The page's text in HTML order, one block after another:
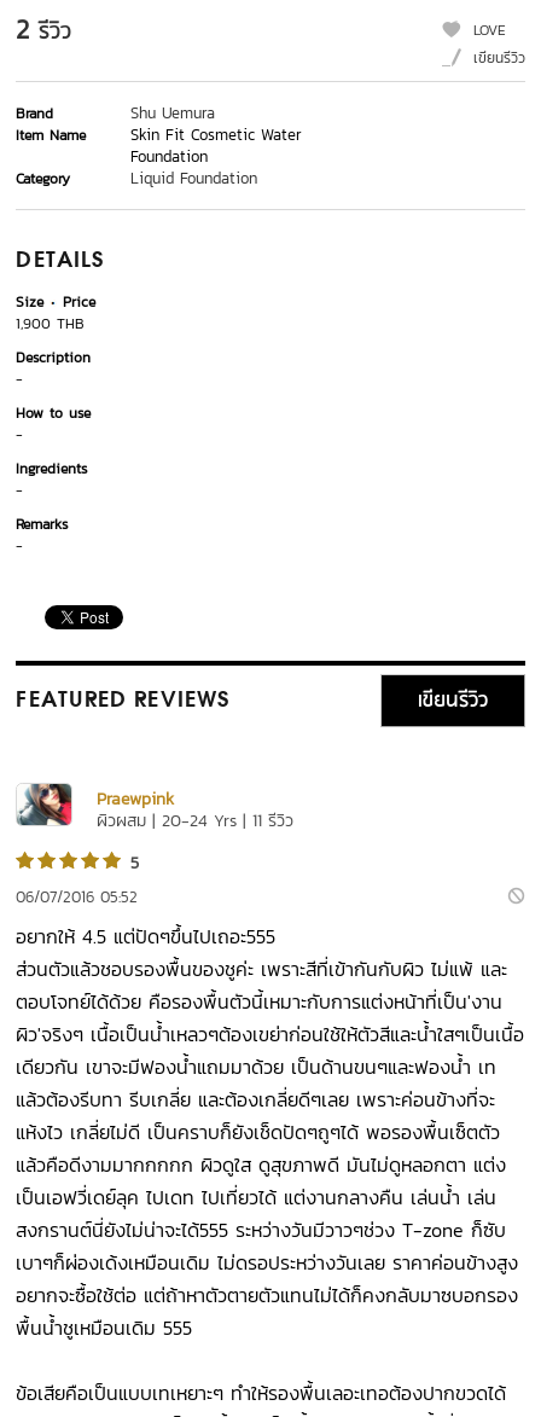
2 รีวิว
LOVE
เขียนรีวิว
Brand Shu Uemura
Item Name
Skin Fit Cosmetic Water
Foundation
Category Liquid Foundation
DETAILS
Size
Price
1,900 THB
Description
-
How to use
-
Ingredients
-
Remarks
-
FEATURED REVIEWS เขียนรีวิว
Praewpink
ผิวผสม | 20-24 Yrs | 11 รีวิว
5
06/07/2016 05:52
อยากให้ 4.5 แต่ปัดๆขึ้นไปเถอะ555
ส่วนตัวแล้วชอบรองพื้นของชูค่ะ เพราะสีที่เข้ากันกับผิว ไม่แพ้ และ
ตอบโจทย์ได้ด้วย คือรองพื้นตัวนี้เหมาะกับการแต่งหน้าที่เป็น'งาน
ผิว'จริงๆ เนื้อเป็นน้ำเหลวๆต้องเขย่าก่อนใช้ให้ตัวสีและน้ำใสๆเป็นเนื้อ
เดียวกัน เขาจะมีฟองน้ำแถมมาด้วย เป็นด้านขนๆและฟองน้ำ เท
แล้วต้องรีบทา รีบเกลี่ย และต้องเกลี่ยดีๆเลย เพราะค่อนข้างที่จะ
แห้งไว เกลี่ยไม่ดี เป็นคราบก็ยังเช็ดปัดๆถูๆได้ พอรองพื้นเซ็ตตัว
แล้วคือดีงามมากกกกก ผิวดูใส ดูสุขภาพดี มันไม่ดูหลอกตา แต่ง
เป็นเอฟวี่เดย์ลุค ไปเดท ไปเที่ยวได้ แต่งานกลางคืน เล่นน้ำ เล่น
สงกรานต์นี่ยังไม่น่าจะได้555 ระหว่างวันมีวาวๆช่วง T-zone ก็ซับ
เบาๆก็ผ่องเด้งเหมือนเดิม ไม่ดรอประหว่างวันเลย ราคาค่อนข้างสูง
อยากจะซื้อใช้ต่อ แต่ถ้าหาตัวตายตัวแทนไม่ได้ก็คงกลับมาซบอกรอง
พื้นน้ำชูเหมือนเดิม 555
ข้อเสียคือเป็นแบบเทเหยาะๆ ทำให้รองพื้นเลอะเทอต้องปากขวดได้